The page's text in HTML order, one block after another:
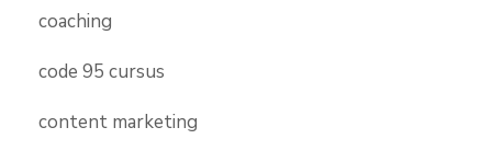
coaching
code 95 cursus
content marketing